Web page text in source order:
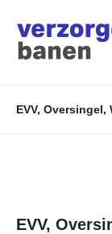
EVV, Oversingel,
EVV,